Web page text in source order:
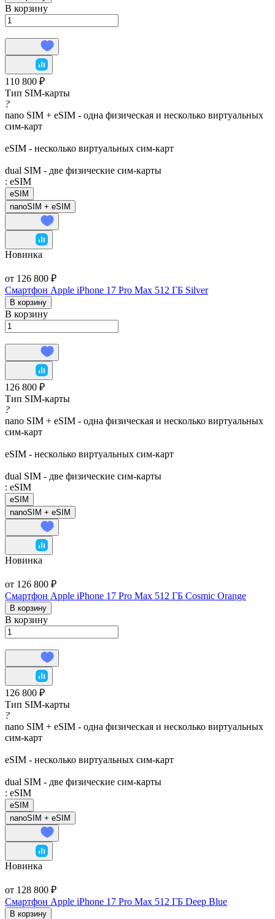
В корзину
110 800 ₽
Тип SIM-карты
?
nano SIM + eSIM - одна физическая и несколько виртуальных
сим-карт
eSIM - несколько виртуальных сим-карт
dual SIM - две физические сим-карты
: eSIM
eSIM
nanoSIM + eSIM
Новинка
от 126 800 ₽
Смартфон Apple iPhone 17 Pro Max 512 ГБ Silver
В корзину
В корзину
126 800 ₽
Тип SIM-карты
?
nano SIM + eSIM - одна физическая и несколько виртуальных
сим-карт
eSIM - несколько виртуальных сим-карт
dual SIM - две физические сим-карты
: eSIM
eSIM
nanoSIM + eSIM
Новинка
от 126 800 ₽
Смартфон Apple iPhone 17 Pro Max 512 ГБ Cosmic Orange
В корзину
В корзину
126 800 ₽
Тип SIM-карты
?
nano SIM + eSIM - одна физическая и несколько виртуальных
сим-карт
eSIM - несколько виртуальных сим-карт
dual SIM - две физические сим-карты
: eSIM
eSIM
nanoSIM + eSIM
Новинка
от 128 800 ₽
Смартфон Apple iPhone 17 Pro Max 512 ГБ Deep Blue
В корзину